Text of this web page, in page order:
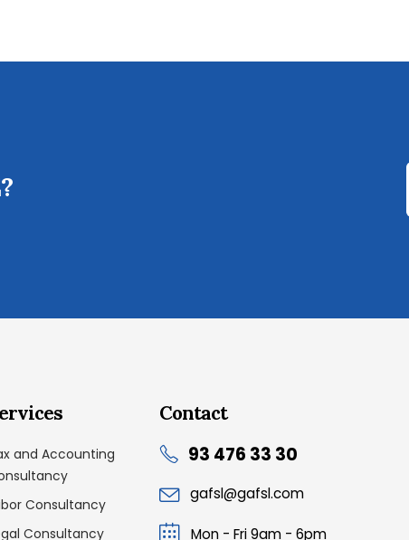
and Accounting
Consultancy
Consultancy
Contact
93 476 33 30
gafsl@gafsl.com
Mon - Fri 9am - 6pm